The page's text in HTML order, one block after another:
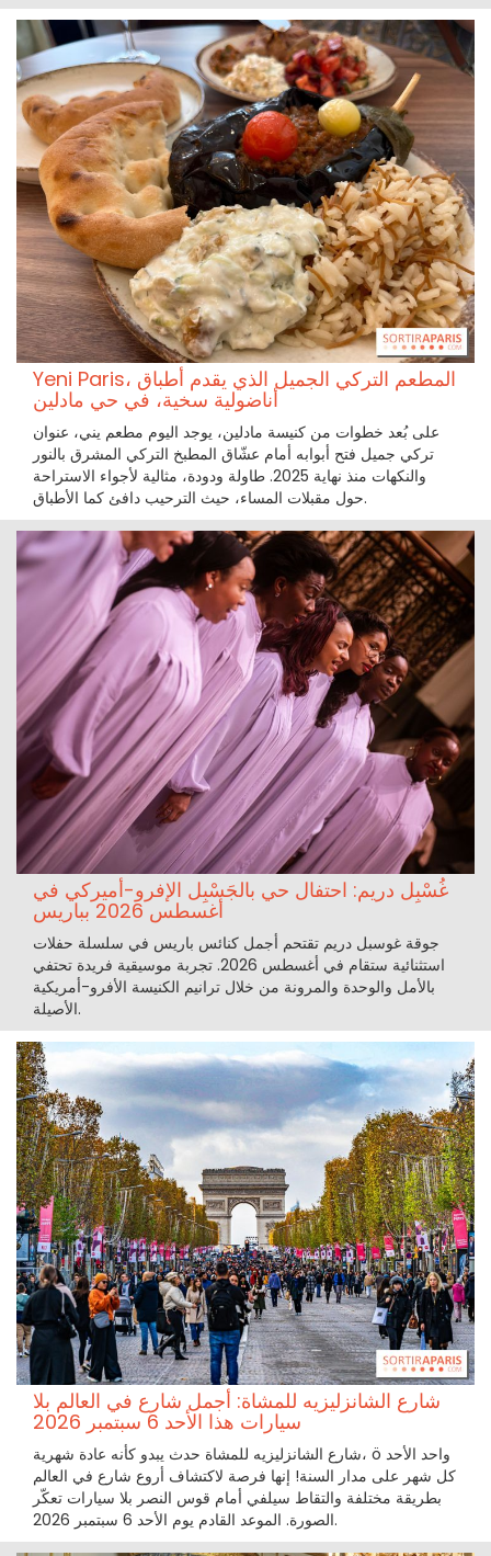
Yeni Paris، المطعم التركي الجميل الذي يقدم أطباق
أناضولية سخية، في حي مادلين
على بُعد خطوات من كنيسة مادلين، يوجد اليوم مطعم يني، عنوان
تركي جميل فتح أبوابه أمام عشّاق المطبخ التركي المشرق بالنور
والنكهات منذ نهاية 2025. طاولة ودودة، مثالية لأجواء الاستراحة
حول مقبلات المساء، حيث الترحيب دافئ كما الأطباق.
غُسْبِل دريم: احتفال حي بالجَسْبِل الإفرو-أميركي في
أغسطس 2026 بباريس
جوقة غوسبل دريم تقتحم أجمل كنائس باريس في سلسلة حفلات
استثنائية ستقام في أغسطس 2026. تجربة موسيقية فريدة تحتفي
بالأمل والوحدة والمرونة من خلال ترانيم الكنيسة الأفرو-أمريكية
الأصيلة.
شارع الشانزليزيه للمشاة: أجمل شارع في العالم بلا
سيارات هذا الأحد 6 سبتمبر 2026
شارع الشانزليزيه للمشاة حدث يبدو كأنه عادة شهرية، ö واحد الأحد
كل شهر على مدار السنة! إنها فرصة لاكتشاف أروع شارع في العالم
بطريقة مختلفة والتقاط سيلفي أمام قوس النصر بلا سيارات تعكّر
الصورة. الموعد القادم يوم الأحد 6 سبتمبر 2026.